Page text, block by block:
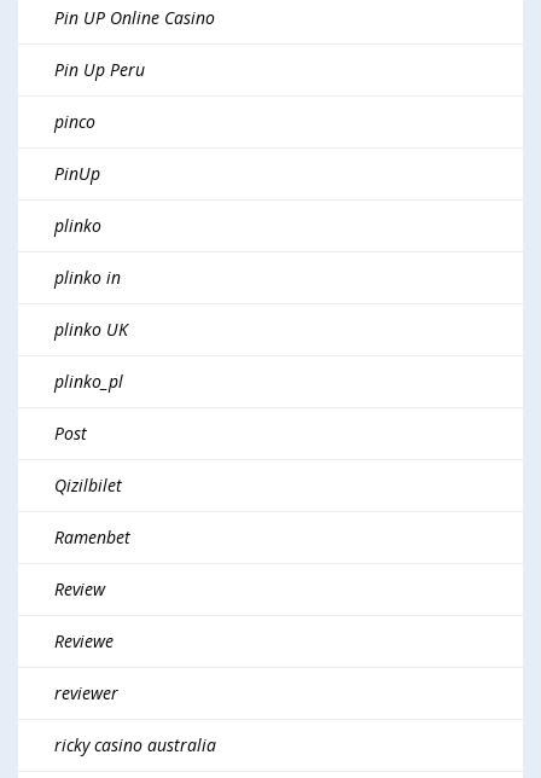
Pin UP Online Casino
Pin Up Peru
pinco
PinUp
plinko
plinko in
plinko UK
plinko_pl
Post
Qizilbilet
Ramenbet
Review
Reviewe
reviewer
ricky casino australia